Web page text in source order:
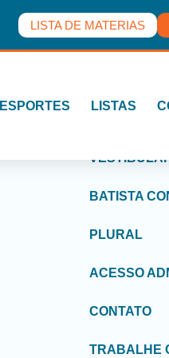
LISTA DE MATERIAS
ESPORTES LISTAS
BATISTA
PLURAL
ACESSO
CONTATO
TRABALHE